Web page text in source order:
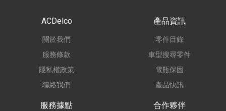
ACDelco
關於我們
服務條款
隱私權政策
聯絡我們
產品資訊
零件目錄
車型搜尋零件
電瓶保固
產品快訊
服務據點 合作夥伴